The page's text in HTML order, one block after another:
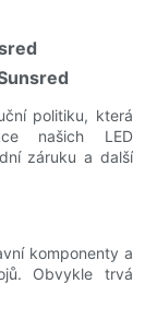
politiku, která
našich LED
záruku a další
komponenty a
Obvykle trvá